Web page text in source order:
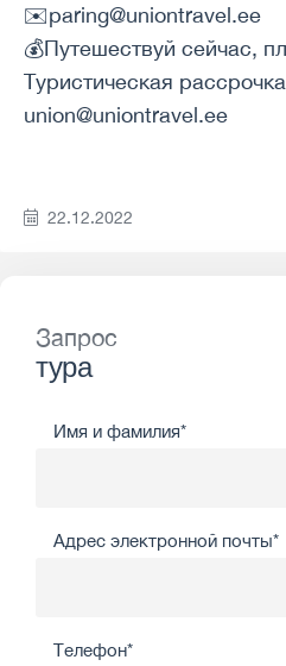
✉️paring@uniontravel.ee
💰Путешествуй сейчас,
Туристическая
union@uniontravel.ee
22.12.2022
Запрос
тура
Имя и фамилия*
Адрес электронной почты*
Телефон*